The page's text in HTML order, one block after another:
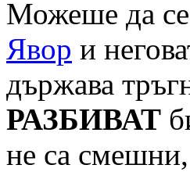
Можеше да се
Явор и
държава
РАЗБИВАТ
не са